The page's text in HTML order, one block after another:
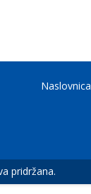
Naslovnica
pridržana.